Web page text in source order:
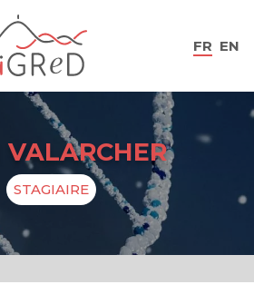
FR EN
VALARCHER
STAGIAIRE